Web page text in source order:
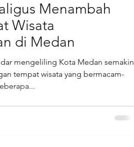
Menambah
Wisata
di Medan
mengeliling Kota Medan semakin
tempat wisata yang bermacam-